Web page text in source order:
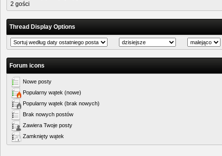
2 gości
Thread Display Options
Forum icons
Nowe posty
Popularny wątek (nowe)
Popularny wątek (brak nowych)
Brak nowych postów
Zawiera Twoje posty
Zamknięty wątek